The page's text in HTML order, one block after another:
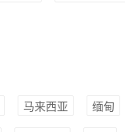
马来西亚 缅甸